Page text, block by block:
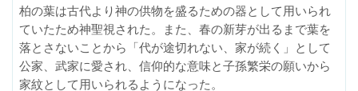
柏の葉は古代より神の供物を盛るための器として用いられ
ていたため神聖視された。また、春の新芽が出るまで葉を
落とさないことから「代が途切れない、家が続く」として
公家、武家に愛され、信仰的な意味と子孫繁栄の願いから
家紋として用いられるようになった。